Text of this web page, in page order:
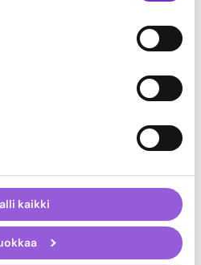
kaikki
kehittämiseen.
tuotedatan tehokkaamman